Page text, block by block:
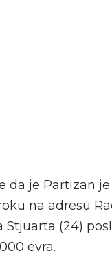
da je Partizan
na adresu
Stjuarta (24)
evra.